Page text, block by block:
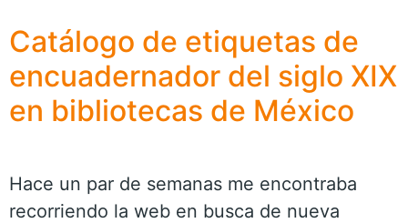
Catálogo de etiquetas de
encuadernador del siglo XIX
en bibliotecas de México
Hace un par de semanas me encontraba
recorriendo la web en busca de nueva